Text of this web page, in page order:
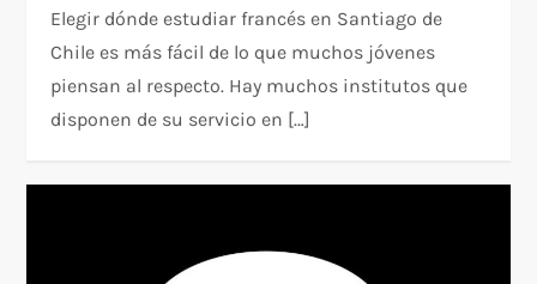
Elegir dónde estudiar francés en Santiago de
Chile es más fácil de lo que muchos jóvenes
piensan al respecto. Hay muchos institutos que
disponen de su servicio en […]